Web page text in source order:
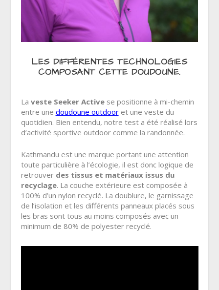
LES DIFFÉRENTES TECHNOLOGIES
COMPOSANT CETTE DOUDOUNE.
La veste Seeker Activese positionne à mi-chemin
entre une doudoune outdooret une veste du
quotidien. Bien entendu, notre test a été réalisé lors
d’activité sportive outdoor comme la randonnée.
Kathmandu est une marque portant une attention
toute particulière à l’écologie, il est donc logique de
retrouver des tissus et matériaux issus du
recyclage. La couche extérieure est composée à
100% d’un nylon recyclé. La doublure, le garnissage
de l’isolation et les différents panneaux placés sous
les bras sont tous au moins composés avec un
minimum de 80% de polyester recyclé.